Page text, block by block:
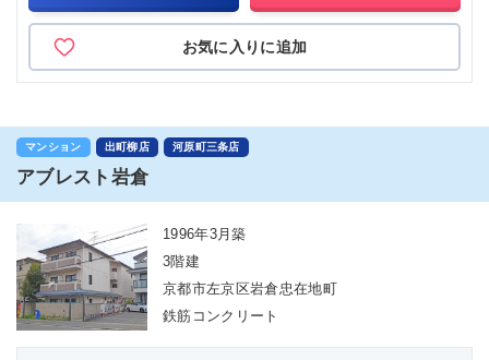
お気に入りに追加
マンション 出町柳店 河原町三条店
アブレスト岩倉
1996年3月築
3階建
京都市左京区岩倉忠在地町
鉄筋コンクリート